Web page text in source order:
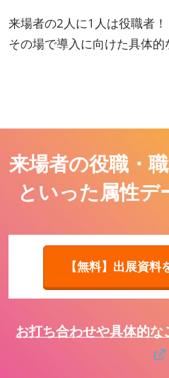
来場者の2人に1人は役職者！
その場で導入に向けた具体的
来場者の役職・
といった属性デ
【無料】出展資
お打ち合わせや具体的